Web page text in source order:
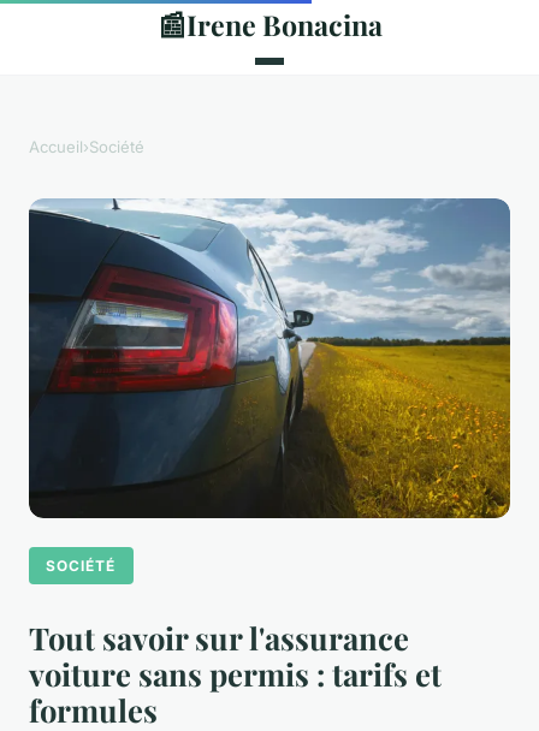
📰Irene Bonacina
Accueil›Société
SOCIÉTÉ
Tout savoir sur l'assurance
voiture sans permis : tarifs et
formules